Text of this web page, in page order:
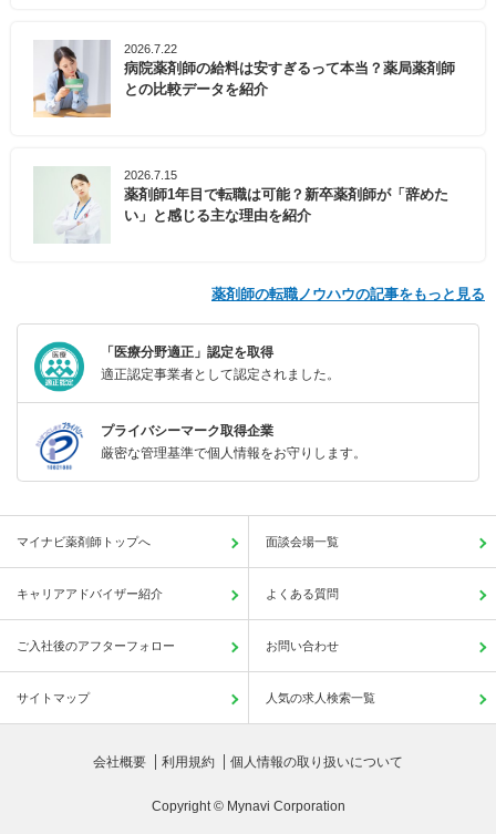
2026.7.22
病院薬剤師の給料は安すぎるって本当？薬局薬剤師
との比較データを紹介
2026.7.15
薬剤師1年目で転職は可能？新卒薬剤師が「辞めた
い」と感じる主な理由を紹介
薬剤師の転職ノウハウの記事をもっと見る
「医療分野適正」認定を取得
適正認定事業者として認定されました。
プライバシーマーク取得企業
厳密な管理基準で個人情報をお守りします。
マイナビ薬剤師トップへ 面談会場一覧
キャリアアドバイザー紹介 よくある質問
ご入社後のアフターフォロー お問い合わせ
サイトマップ 人気の求人検索一覧
会社概要 利用規約 個人情報の取り扱いについて
Copyright © Mynavi Corporation